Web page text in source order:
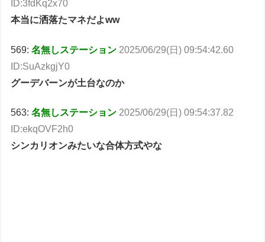
ID:3fdKq2x70
本当に洒落たマネだよww
569:名無しステーション 2025/06/29(日) 09:54:42.60
ID:SuAzkgjY0
グーデバーンが土台なのか
563:名無しステーション 2025/06/29(日) 09:54:37.82
ID:ekqOVF2h0
シンカリオンみたいな合体方式やな